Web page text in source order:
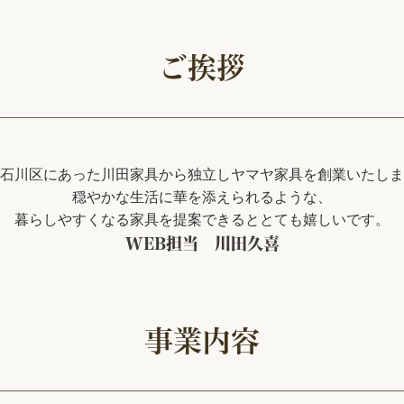
ご挨拶
川区にあった川田家具から独立しヤマヤ家具を創業いたし
穏やかな生活に華を添えられるような、
暮らしやすくなる家具を提案できるととても嬉しいです。
WEB担当 川田久喜
事業内容